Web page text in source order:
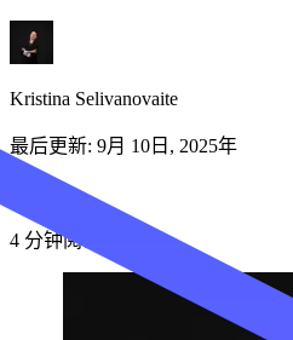
立即关注 Decodo德
立即关注 Decodo德
品动态、专属优惠及
Kristina Selivanovaite
最后更新: 9月 10日, 2025年
4 分钟阅读